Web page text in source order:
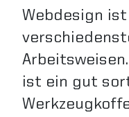
Webdesign
ist ein gut